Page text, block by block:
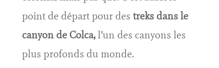
point de départ pour des treks dans le
canyon de Colca,l’un des canyons les
plus profonds du monde.